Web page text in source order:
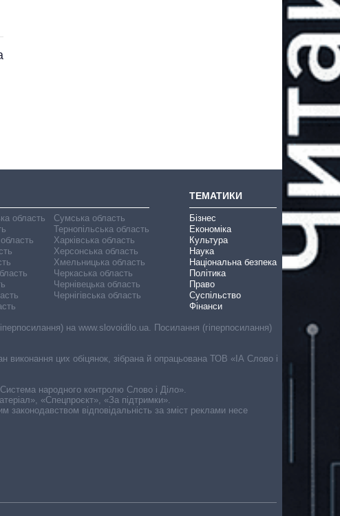
область
Сумська область
Тернопільська область
Харківська область
Херсонська область
Хмельницька область
Черкаська область
Чернівецька область
Чернігівська область
ТЕМАТИКИ
Бізнес
Економіка
Культура
Наука
Національна безпека
Політика
Право
Суспільство
Фінанси
на www.slovoidilo.ua. Посилання (гіперпосилання)
виконання цих обіцянок, зібрана й опрацьована ТОВ «ІА Слово і
народного контролю Слово і Діло».
«Спецпроєкт», «За підтримки».
законодавством відповідальність за зміст реклами несе